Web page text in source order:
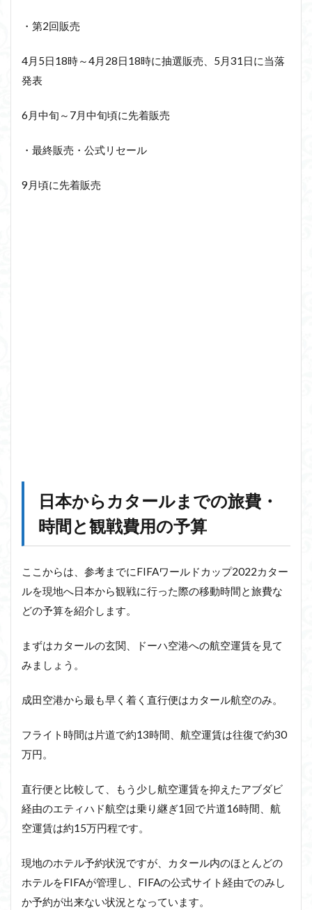
・第2回販売
4月5日18時～4月28日18時に抽選販売、5月31日に当落
発表
6月中旬～7月中旬頃に先着販売
・最終販売・公式リセール
9月頃に先着販売
日本からカタールまでの旅費・
時間と観戦費用の予算
ここからは、参考までにFIFAワールドカップ2022カター
ルを現地へ日本から観戦に行った際の移動時間と旅費な
どの予算を紹介します。
まずはカタールの玄関、ドーハ空港への航空運賃を見て
みましょう。
成田空港から最も早く着く直行便はカタール航空のみ。
フライト時間は片道で約13時間、航空運賃は往復で約30
万円。
直行便と比較して、もう少し航空運賃を抑えたアブダビ
経由のエティハド航空は乗り継ぎ1回で片道16時間、航
空運賃は約15万円程です。
現地のホテル予約状況ですが、カタール内のほとんどの
ホテルをFIFAが管理し、FIFAの公式サイト経由でのみし
か予約が出来ない状況となっています。